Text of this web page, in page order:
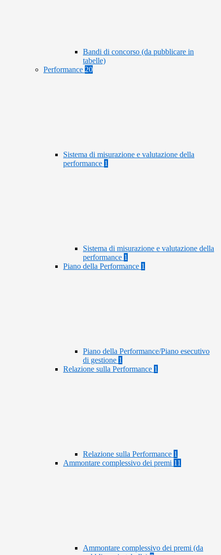
Bandi di concorso (da pubblicare in
tabelle)
Performance 20
Sistema di misurazione e valutazione della
performance 1
Sistema di misurazione e valutazione della
performance 1
Piano della Performance 1
Piano della Performance/Piano esecutivo
di gestione 1
Relazione sulla Performance 1
Relazione sulla Performance 1
Ammontare complessivo dei premi 11
Ammontare complessivo dei premi (da